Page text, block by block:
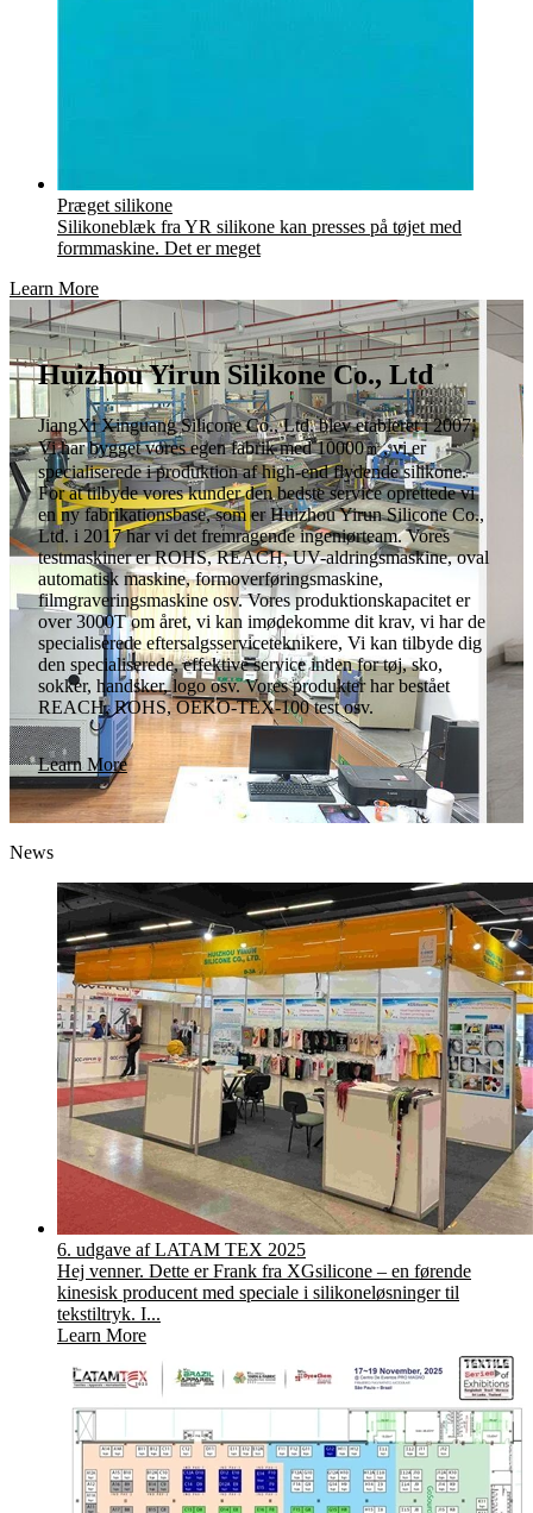
Præget silikone
Silikoneblæk fra YR silikone kan presses på tøjet med
formmaskine. Det er meget
Learn More
Huizhou Yirun Silikone Co., Ltd
JiangXi Xinguang Silicone Co., Ltd. blev etableret i 2007.
Vi har bygget vores egen fabrik med 10000㎡, vi er
specialiserede i produktion af high-end flydende silikone.
For at tilbyde vores kunder den bedste service oprettede vi
en ny fabrikationsbase, som er Huizhou Yirun Silicone Co.,
Ltd. i 2017 har vi det fremragende ingeniørteam. Vores
testmaskiner er ROHS, REACH, UV-aldringsmaskine, oval
automatisk maskine, formoverføringsmaskine,
filmgraveringsmaskine osv. Vores produktionskapacitet er
over 3000T om året, vi kan imødekomme dit krav, vi har de
specialiserede eftersalgsserviceteknikere, Vi kan tilbyde dig
den specialiserede, effektive service inden for tøj, sko,
sokker, handsker, logo osv. Vores produkter har bestået
REACH, ROHS, OEKO-TEX-100 test osv.
Learn More
News
6. udgave af LATAM TEX 2025
Hej venner. Dette er Frank fra XGsilicone – en førende
kinesisk producent med speciale i silikoneløsninger til
tekstiltryk. I...
Learn More